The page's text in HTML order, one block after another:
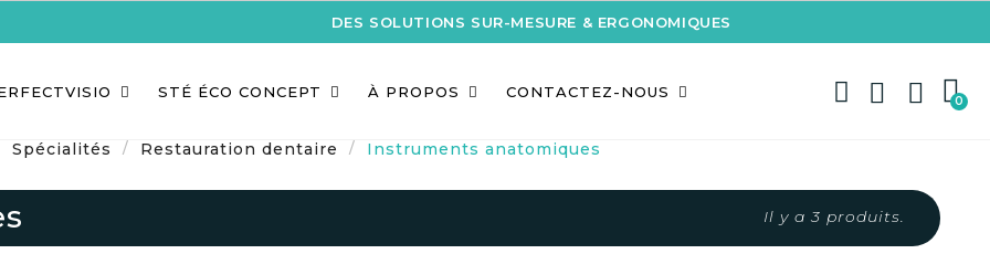
DES SOLUTIONS SUR-MESURE & ERGONOMIQUES
STÉ ÉCO CONCEPT À PROPOS CONTACTEZ-NOUS
Spécialités Restauration dentaire Instruments anatomiques
Il y a 3 produits.